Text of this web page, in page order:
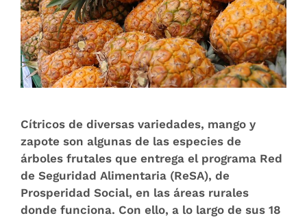
Cítricos de diversas variedades, mango y
zapote son algunas de las especies de
árboles frutales que entrega el programa Red
de Seguridad Alimentaria (ReSA), de
Prosperidad Social, en las áreas rurales
donde funciona. Con ello, a lo largo de sus 18